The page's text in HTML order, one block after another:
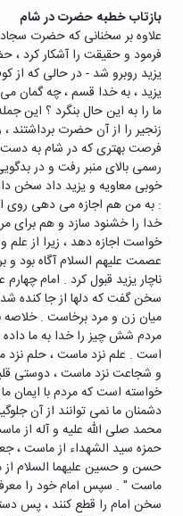
بازتاب خطبه حضرت در شام
علاوه بر سخنانی که حضرت سجاد
فرمود و حقیقت را آشکار کرد ،
یزید روبرو شد - در حالی که از
یزید ، به خدا قسم ، چه گمان می
ما را به این حال بنگرد ؟ این
زنجیر را از آن حضرت برداشتند
فرصت بهتری که در شام به دست
رسمی بالای منبر رفت و در
خوبی معاویه و یزید داد سخن
: به من هم اجازه می دهی روی
خدا را خشنود سازد و هم برای
خواست اجازه دهد ، زیرا از
عصمت علیهم السلام آگاه بود و
ناچار یزید قبول کرد . امام
سخن گفت که دلها از جا کنده
میان زن و مرد برخاست . خلاصه
مردم شش چیز را خدا به ما
است . علم نزد ماست ، حلم
و شجاعت نزد ماست ، دوستی
خواسته است که مردم با ایمان
دشمنان ما نمی توانند از آن
محمد صلی الله علیه و آله از
حمزه سید الشهداء از ماست ،
حسن و حسین علیهما السلام
ماست " . سپس امام خود را
سخن امام را قطع کنند ، پس